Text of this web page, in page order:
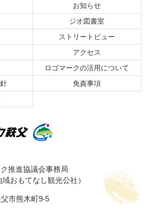
お知らせ
ジオ図書室
ストリートビュー
アクセス
ロゴマークの活用について
免責事項
父
推進協議会事務局
おもてなし観光公社）
市熊木町9-5